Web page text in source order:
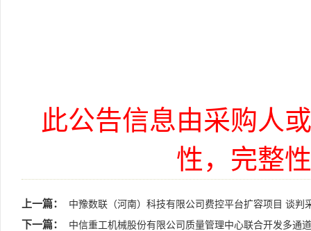
此公告信息由采购人
性，完整
上一篇： 中豫数联（河南）科技有限公司费控平台扩容项目 谈判
下一篇： 中信重工机械股份有限公司质量管理中心联合开发多通